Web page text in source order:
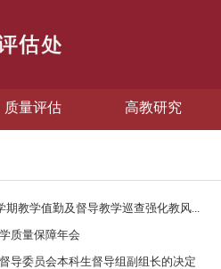
质量评估 高教研究
期教学值勤及督导教学巡查强化教风...
质量保障年会
导委员会本科生督导组副组长的决定